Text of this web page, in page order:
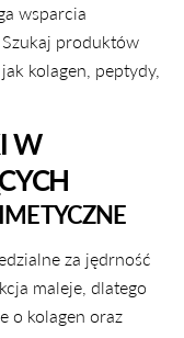
wsparcia
produktów
kolagen, peptydy,
W
za jędrność
maleje, dlatego
o kolagen oraz